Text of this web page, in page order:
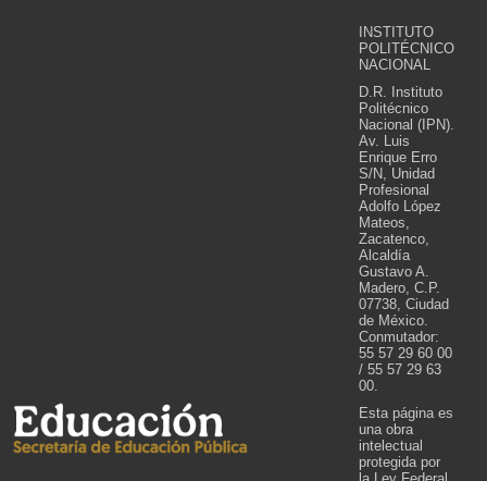
INSTITUTO
POLITÉCNICO
NACIONAL
D.R. Instituto
Politécnico
Nacional (IPN).
Av. Luis
Enrique Erro
S/N, Unidad
Profesional
Adolfo López
Mateos,
Zacatenco,
Alcaldía
Gustavo A.
Madero, C.P.
07738, Ciudad
de México.
Conmutador:
55 57 29 60 00
/ 55 57 29 63
00.
Esta página es
una obra
intelectual
protegida por